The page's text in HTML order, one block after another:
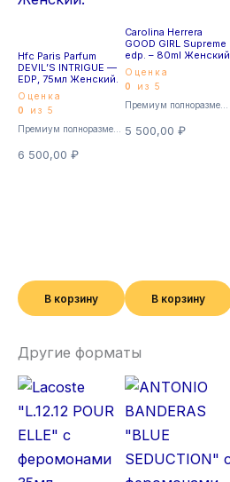
Hfc Paris Parfum
DEVIL’S INTRIGUE —
EDP, 75мл Женский.
Оценка
0
из 5
6 500,00 ₽
В корзину
Carolina Herrera
GOOD GIRL Supreme
edp. – 80ml Женский
Оценка
0
из 5
5 500,00₽
В корзину
Другие форматы